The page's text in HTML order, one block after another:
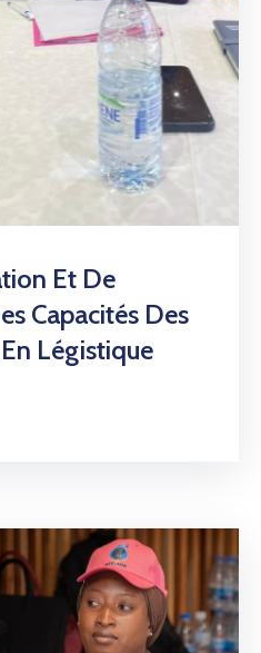
Et De
Capacités Des
Légistique